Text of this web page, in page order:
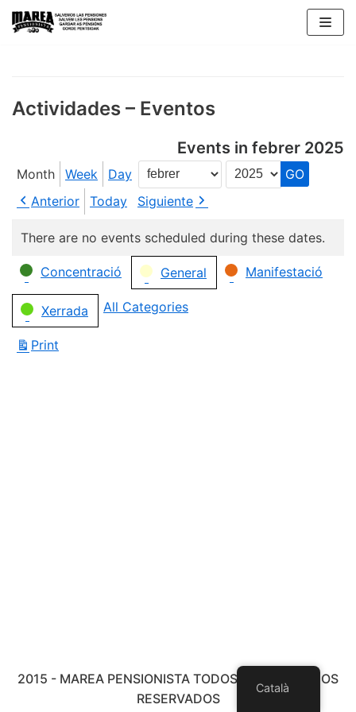
Skip
Actividades – Eventos
Events in febrer 2025
Month Week Day
Month
Year
Anterior
Today Siguiente
There are no events scheduled during these dates.
Categories
Concentració General Manifestació
Xerrada All Categories
Print
2015 - MAREA PENSIONISTA TODOS LOS DERECHOS
RESERVADOS
Català